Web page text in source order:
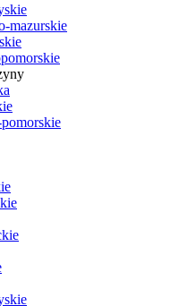
mazurskie